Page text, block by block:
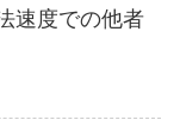
速度での他者